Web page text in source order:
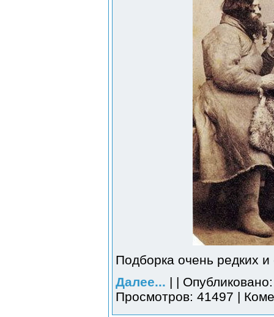
Подборка очень редких
Далее... | |
Просмотров: 41497 |